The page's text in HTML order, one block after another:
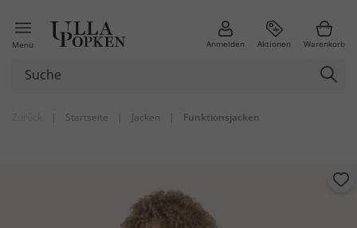
Menü Anmelden Aktionen Warenkorb
| Startseite | Jacken | Funktionsjacken